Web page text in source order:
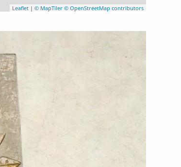
Leaflet | © MapTiler © OpenStreetMap contributors